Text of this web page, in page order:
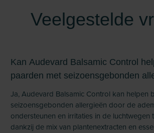
Veelgestelde
Kan Audevard Balsamic Control
paarden met seizoensgebonden
Ja, Audevard Balsamic Control kan helpen
seizoensgebonden allergieën door de
ondersteunen en irritaties in de luchtwegen
dankzij de mix van plantenextracten en